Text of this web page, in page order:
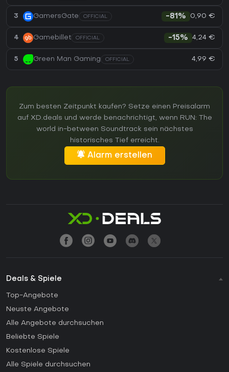
3 GamersGate OFFICIAL -81% 0,90 €
4 Gamebillet OFFICIAL -15% 4,24 €
5 Green Man Gaming OFFICIAL 4,99 €
Zum besten Zeitpunkt kaufen? Setze einen Preisalarm
auf XD.deals und werde benachrichtigt, wenn RUN: The
world in-between Soundtrack sein nächstes
historisches Tief erreicht.
Alarm erstellen
Deals & Spiele
Top-Angebote
Neuste Angebote
Alle Angebote durchsuchen
Beliebte Spiele
Kostenlose Spiele
Alle Spiele durchsuchen